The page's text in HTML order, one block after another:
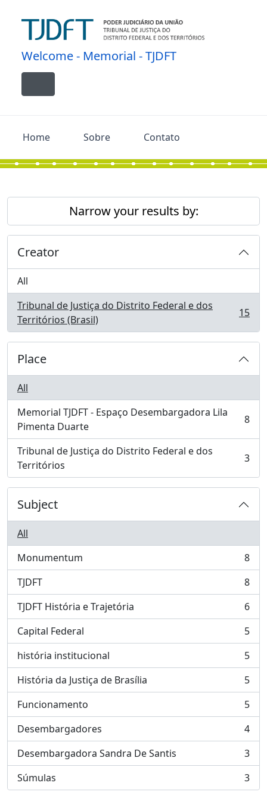
Welcome - Memorial - TJDFT
Toggle navigation
Home Sobre Contato
Narrow your results by:
Creator
All
Tribunal de Justiça do Distrito Federal e dos
Territórios (Brasil)
, 15 results 15
Place
All
Memorial TJDFT - Espaço Desembargadora Lila
Pimenta Duarte
, 8 results 8
Tribunal de Justiça do Distrito Federal e dos
Territórios
, 3 results 3
Subject
All
Monumentum
, 8 results
8
TJDFT
, 8 results
8
TJDFT História e Trajetória
, 6 results
6
Capital Federal
, 5 results
5
história institucional
, 5 results
5
História da Justiça de Brasília
, 5 results
5
Funcionamento
, 5 results
5
Desembargadores
, 4 results
4
Desembargadora Sandra De Santis
, 3 results
3
Súmulas
, 3 results 3